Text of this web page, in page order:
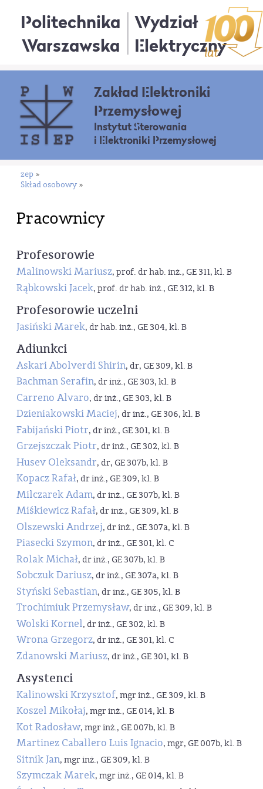
Politechnika
Warszawska
Wydział
Elektryczny
Zakład Elektroniki
Przemysłowej
Instytut Sterowania
i Elektroniki Przemysłowej
zep »
Skład osobowy »
Pracownicy
Profesorowie
Malinowski Mariusz, prof. dr hab. inż., GE 311, kl. B
Rąbkowski Jacek, prof. dr hab. inż., GE 312, kl. B
Profesorowie uczelni
Jasiński Marek, dr hab. inż., GE 304, kl. B
Adiunkci
Askari Abolverdi Shirin, dr, GE 309, kl. B
Bachman Serafin, dr inż., GE 303, kl. B
Carreno Alvaro, dr inż., GE 303, kl. B
Dzieniakowski Maciej, dr inż., GE 306, kl. B
Fabijański Piotr, dr inż., GE 301, kl. B
Grzejszczak Piotr, dr inż., GE 302, kl. B
Husev Oleksandr, dr, GE 307b, kl. B
Kopacz Rafał, dr inż., GE 309, kl. B
Milczarek Adam, dr inż., GE 307b, kl. B
Miśkiewicz Rafał, dr inż., GE 309, kl. B
Olszewski Andrzej, dr inż., GE 307a, kl. B
Piasecki Szymon, dr inż., GE 301, kl. C
Rolak Michał, dr inż., GE 307b, kl. B
Sobczuk Dariusz, dr inż., GE 307a, kl. B
Styński Sebastian, dr inż., GE 305, kl. B
Trochimiuk Przemysław, dr inż., GE 309, kl. B
Wolski Kornel, dr inż., GE 302, kl. B
Wrona Grzegorz, dr inż., GE 301, kl. C
Zdanowski Mariusz, dr inż., GE 301, kl. B
Asystenci
Kalinowski Krzysztof, mgr inż., GE 309, kl. B
Koszel Mikołaj, mgr inż., GE 014, kl. B
Kot Radosław, mgr inż., GE 007b, kl. B
Martinez Caballero Luis Ignacio, mgr, GE 007b, kl. B
Sitnik Jan, mgr inż., GE 309, kl. B
Szymczak Marek, mgr inż., GE 014, kl. B